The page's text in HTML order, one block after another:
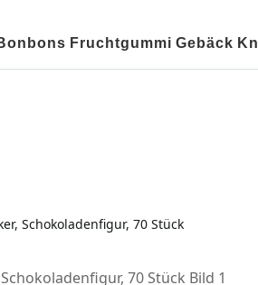
Fruchtgummi Gebäck
Schokoladenfigur, 70 Stück